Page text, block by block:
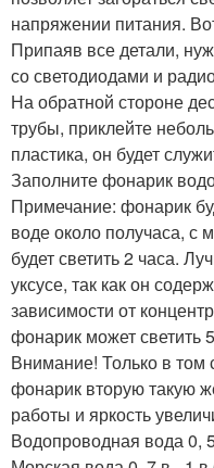
напряжении питания.
Припаяв все детали,
со светодиодами и
На обратной стороне
трубы, приклейте
пластика, он будет
Заполните фонарик
Примечание: фонарик
воде около получаса, с
будет светить 2 часа.
уксусе, так как он
зависимости от
фонарик может светить
Внимание! Только в том
фонарик вторую такую
работы и яркость
Водопроводная вода 0,